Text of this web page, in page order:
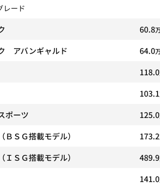
レード
60.8
アバンギャルド 64.0
118.0
103.1
ポーツ 125.0
ＳＧ搭載モデル） 173.2
ＳＧ搭載モデル） 489.9
141.0